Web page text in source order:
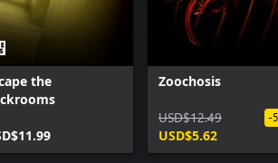
the
Zoochosis
USD$12.49
USD$5.62
-